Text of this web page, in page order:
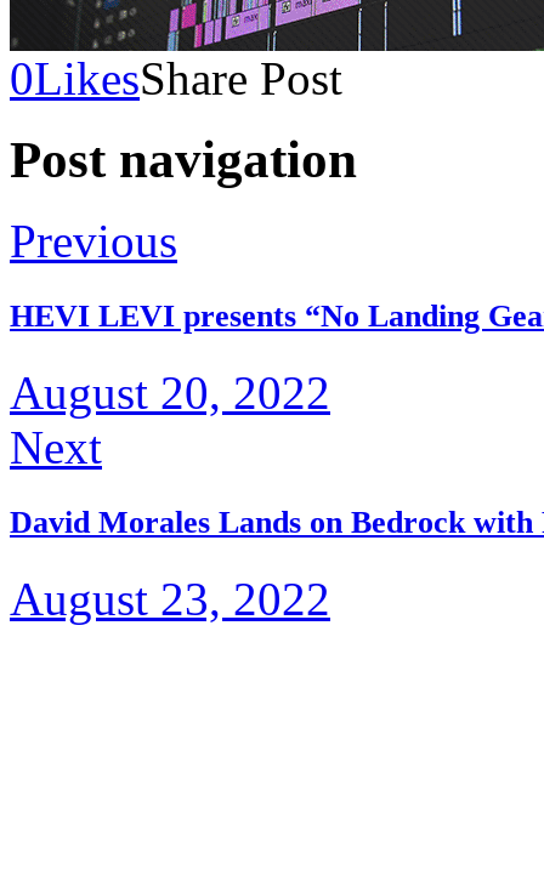
0LikesShare Post
Post navigation
Previous
HEVI LEVI presents “No Landing
August 20, 2022
Next
David Morales Lands on Bedrock
August 23, 2022